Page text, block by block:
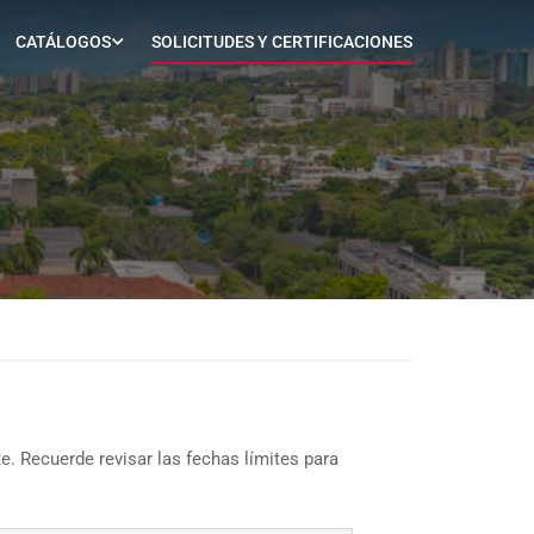
CATÁLOGOS SOLICITUDES Y CERTIFICACIONES
Recuerde revisar las fechas límites para